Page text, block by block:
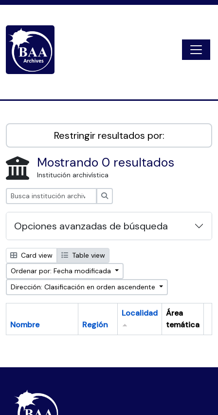
Restringir resultados por:
Mostrando 0 resultados
Institución archivística
Opciones avanzadas de búsqueda
Card view
Table view
Ordenar por: Fecha modificada
Dirección: Clasificación en orden ascendente
Nombre Región
Localidad
Área
temática